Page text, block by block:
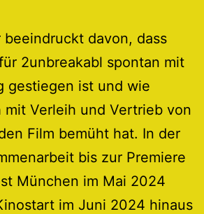
beeindruckt davon, dass
2unbreakabl spontan mit
gestiegen ist und wie
mit Verleih und Vertrieb von
Film bemüht hat. In der
bis zur Premiere
München im Mai 2024
im Juni 2024 hinaus